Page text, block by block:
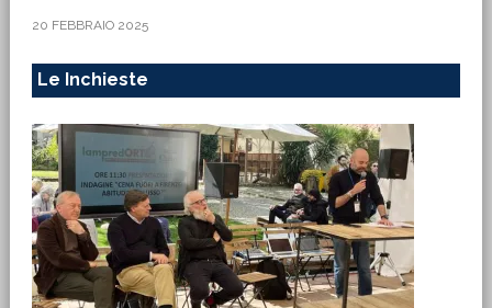
20 FEBBRAIO 2025
Le Inchieste